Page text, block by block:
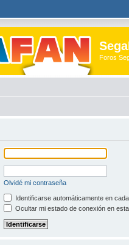
Foros
Olvidé mi contraseña
Identificarse automáticamente en
Ocultar mi estado de conexión en